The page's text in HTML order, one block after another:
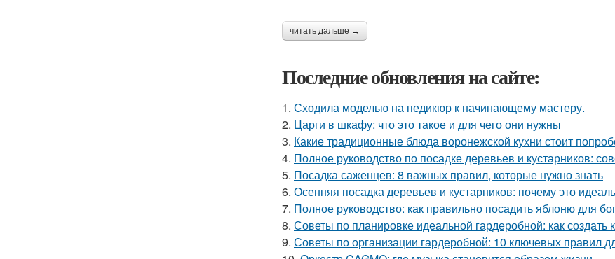
читать дальше →
Последние обновления на сайте:
1. Сходила моделью на педикюр к начинающему мастеру.
2. Царги в шкафу: что это такое и для чего они нужны
3. Какие традиционные блюда воронежской кухни стоит
4. Полное руководство по посадке деревьев и кустарников:
5. Посадка саженцев: 8 важных правил, которые нужно знать
6. Осенняя посадка деревьев и кустарников: почему это
7. Полное руководство: как правильно посадить яблоню для
8. Советы по планировке идеальной гардеробной: как создать
9. Советы по организации гардеробной: 10 ключевых правил